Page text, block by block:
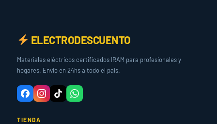
ELECTRODESCUENTO
Materiales eléctricos certificados IRAM para profesionales y
hogares. Envío en 24hs a todo el país.
TIENDA